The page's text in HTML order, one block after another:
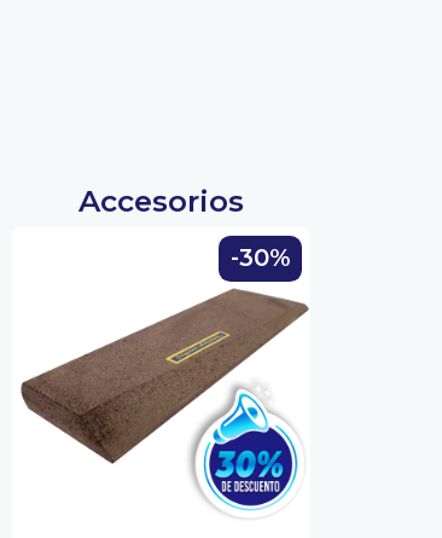
Accesorios
-30%